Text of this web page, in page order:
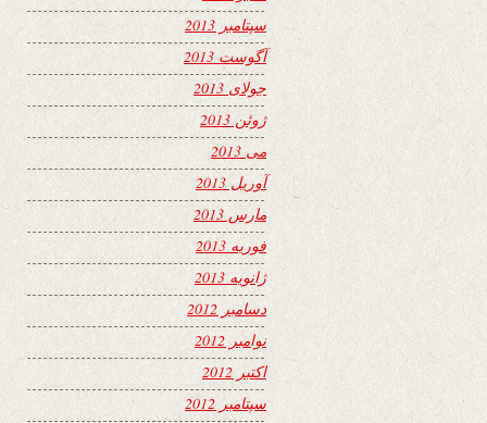
سپتامبر 2013
آگوست 2013
جولای 2013
ژوئن 2013
می 2013
آوریل 2013
مارس 2013
فوریه 2013
ژانویه 2013
دسامبر 2012
نوامبر 2012
اکتبر 2012
سپتامبر 2012